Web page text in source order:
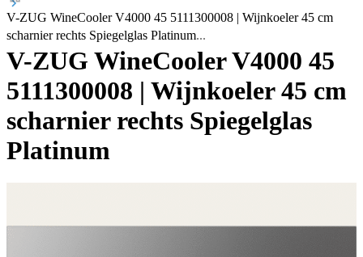
V-ZUG WineCooler V4000 45 5111300008 | Wijnkoeler 45 cm
scharnier rechts Spiegelglas Platinum
V-ZUG WineCooler V4000 45
5111300008 | Wijnkoeler 45 cm
scharnier rechts Spiegelglas
Platinum